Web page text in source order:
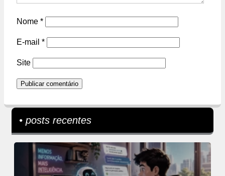
Nome *
E-mail *
Site
• posts recentes